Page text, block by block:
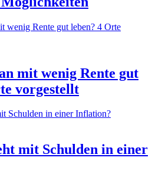
mit wenig Rente gut
vorgestellt
mit Schulden in einer